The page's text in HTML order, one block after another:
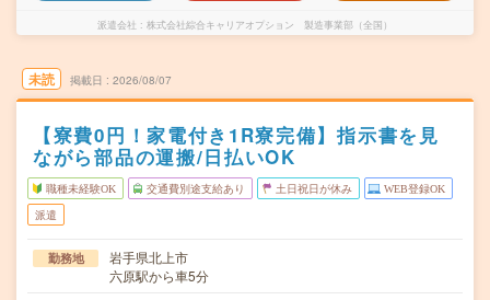
派遣会社 株式会社綜合キャリアオプション 製造事業部（全国）
未読 掲載日 2026/08/07
【寮費0円！家電付き1R寮完備】指示書を見
ながら部品の運搬/日払いOK
職種未経験OK 交通費別途支給あり 土日祝日が休み WEB登録OK
派遣
勤務地
岩手県北上市
六原駅から車5分